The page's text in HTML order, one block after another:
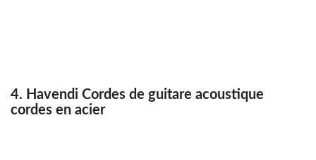
4. Havendi Cordes de guitare acoustique
cordes en acier